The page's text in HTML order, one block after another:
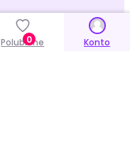
Polubione
0 Konto